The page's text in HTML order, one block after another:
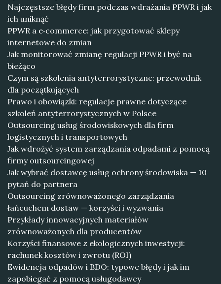
Najczęstsze błędy firm podczas wdrażania PPWR i jak
ich uniknąć
PPWR a e‑commerce: jak przygotować sklepy
internetowe do zmian
Jak monitorować zmianę regulacji PPWR i być na
bieżąco
Czym są szkolenia antyterrorystyczne: przewodnik
dla początkujących
Prawo i obowiązki: regulacje prawne dotyczące
szkoleń antyterrorystycznych w Polsce
Outsourcing usług środowiskowych dla firm
logistycznych i transportowych
Jak wdrożyć system zarządzania odpadami z pomocą
firmy outsourcingowej
Jak wybrać dostawcę usług ochrony środowiska — 10
pytań do partnera
Outsourcing zrównoważonego zarządzania
łańcuchem dostaw — korzyści i wyzwania
Przykłady innowacyjnych materiałów
zrównoważonych dla producentów
Korzyści finansowe z ekologicznych inwestycji:
rachunek kosztów i zwrotu (ROI)
Ewidencja odpadów i BDO: typowe błędy i jak im
zapobiegać z pomocą usługodawcy